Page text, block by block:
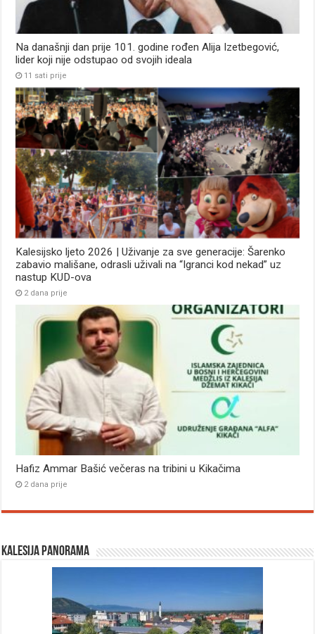
Na današnji dan prije 101. godine rođen Alija Izetbegović,
lider koji nije odstupao od svojih ideala
11 sati prije
Kalesijsko ljeto 2026 | Uživanje za sve generacije: Šarenko
zabavio mališane, odrasli uživali na “Igranci kod nekad” uz
nastup KUD-ova
2 dana prije
Hafiz Ammar Bašić večeras na tribini u Kikačima
2 dana prije
Kalesija panorama